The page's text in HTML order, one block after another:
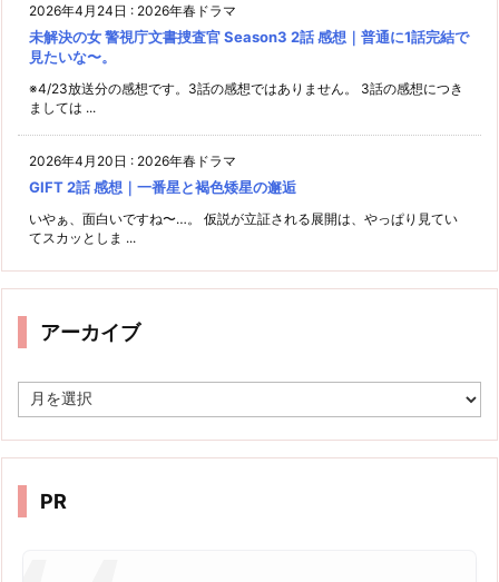
2026年4月24日 : 2026年春ドラマ
未解決の女 警視庁文書捜査官 Season3 2話 感想｜普通に1話完結で
見たいな〜。
※4/23放送分の感想です。3話の感想ではありません。 3話の感想につき
ましては ...
2026年4月20日 : 2026年春ドラマ
GIFT 2話 感想｜一番星と褐色矮星の邂逅
いやぁ、面白いですね〜…。 仮説が立証される展開は、やっぱり見てい
てスカッとしま ...
アーカイブ
ー
イ
PR